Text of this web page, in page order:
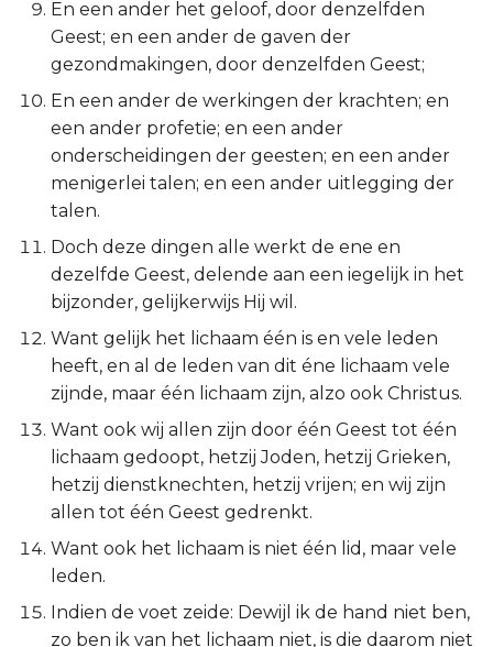
Ezra
Nehémia
Psalmen
Spreuken
Prediker
Hooglied
Jesaja
Jeremía
Klaagliederen
Ezechiël
En een ander het geloof, door denzelfden
Geest; en een ander de gaven der
gezondmakingen, door denzelfden Geest;
En een ander de werkingen der krachten; en
een ander profetie; en een ander
onderscheidingen der geesten; en een ander
menigerlei talen; en een ander uitlegging der
talen.
Doch deze dingen alle werkt de ene en
dezelfde Geest, delende aan een iegelijk in het
bijzonder, gelijkerwijs Hij wil.
Want gelijk het lichaam één is en vele leden
heeft, en al de leden van dit éne lichaam vele
zijnde, maar één lichaam zijn, alzo ook Christus.
Want ook wij allen zijn door één Geest tot één
lichaam gedoopt, hetzij Joden, hetzij Grieken,
hetzij dienstknechten, hetzij vrijen; en wij zijn
allen tot één Geest gedrenkt.
Want ook het lichaam is niet één lid, maar vele
leden.
Indien de voet zeide: Dewijl ik de hand niet ben,
zo ben ik van het lichaam niet, is die daarom niet